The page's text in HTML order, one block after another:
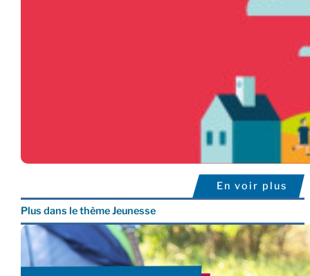
En voir plus
Plus dans le thème Jeunesse